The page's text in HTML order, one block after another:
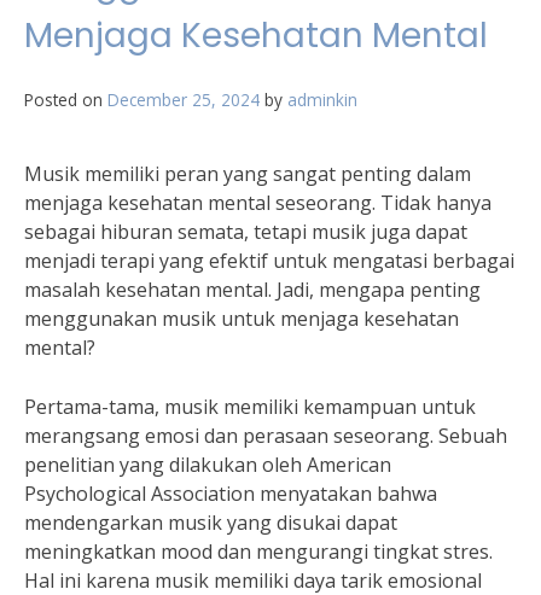
Menjaga Kesehatan Mental
Posted on December 25, 2024 by adminkin
Musik memiliki peran yang sangat penting dalam
menjaga kesehatan mental seseorang. Tidak hanya
sebagai hiburan semata, tetapi musik juga dapat
menjadi terapi yang efektif untuk mengatasi berbagai
masalah kesehatan mental. Jadi, mengapa penting
menggunakan musik untuk menjaga kesehatan
mental?
Pertama-tama, musik memiliki kemampuan untuk
merangsang emosi dan perasaan seseorang. Sebuah
penelitian yang dilakukan oleh American
Psychological Association menyatakan bahwa
mendengarkan musik yang disukai dapat
meningkatkan mood dan mengurangi tingkat stres.
Hal ini karena musik memiliki daya tarik emosional